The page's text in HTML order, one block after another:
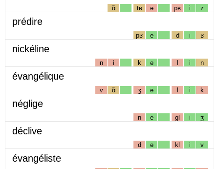
ɑ̃ tʁ ə pʁ i z
prédire
pʁ e d i ʁ
nickéline
n i k e l i n
évangélique
v ɑ̃ ʒ e l i k
néglige
n e gl i ʒ
déclive
d e kl i v
évangéliste